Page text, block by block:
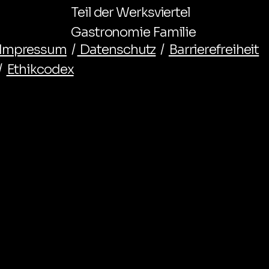
Teil der Werksviertel
Gastronomie Familie
/ Datenschutz / Barrierefreiheit
Ethikcodex